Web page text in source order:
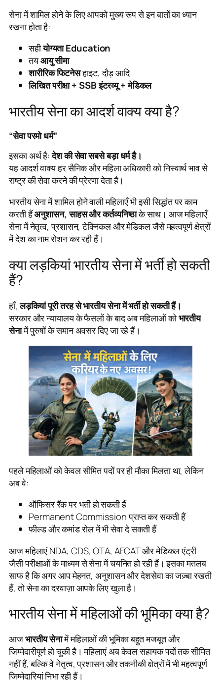
सेना में शामिल होने के लिए आपको मुख्य रूप से इन बातों का ध्यान
रखना होता है:
सहीयोग्यता Education
तयआयु सीमा
शारीरिक फिटनेसहाइट, दौड़ आदि
लिखित परीक्षा + SSB इंटरव्यू + मेडिकल
भारतीय सेना का आदर्श वाक्य क्या है?
“सेवा परमो धर्म”
इसका अर्थ है:देश की सेवा सबसे बड़ा धर्म है।
यह आदर्श वाक्य हर सैनिक और महिला अधिकारी को निस्वार्थ भाव से
राष्ट्र की सेवा करने की प्रेरणा देता है।
भारतीय सेना में शामिल होने वाली महिलाएँ भी इसी सिद्धांत पर काम
करती हैंअनुशासन, साहस और कर्तव्यनिष्ठाके साथ। आज महिलाएँ
सेना में नेतृत्व, प्रशासन, टेक्निकल और मेडिकल जैसे महत्वपूर्ण क्षेत्रों
में देश का नाम रोशन कर रही हैं।
क्या लड़कियां भारतीय सेना में भर्ती हो सकती
हैं?
हाँ,लड़कियां पूरी तरह से भारतीय सेना में भर्ती हो सकती हैं।
सरकार और न्यायालय के फैसलों के बाद अब महिलाओं कोभारतीय
सेनामें पुरुषों के समान अवसर दिए जा रहे हैं।
पहले महिलाओं को केवल सीमित पदों पर ही मौका मिलता था, लेकिन
अब वे:
ऑफिसर रैंक पर भर्ती हो सकती हैं
Permanent Commission प्राप्त कर सकती हैं
फील्ड और कमांड रोल में भी सेवा दे सकती हैं
आज महिलाएं NDA, CDS, OTA, AFCAT और मेडिकल एंट्री
जैसी परीक्षाओं के माध्यम से सेना में चयनित हो रही हैं। इसका मतलब
साफ है कि अगर आप मेहनत, अनुशासन और देशसेवा का जज़्बा रखती
हैं, तो सेना का दरवाज़ा आपके लिए खुला है।
भारतीय सेना में महिलाओं की भूमिका क्या है?
आजभारतीय सेनामें महिलाओं की भूमिका बहुत मजबूत और
जिम्मेदारीपूर्ण हो चुकी है। महिलाएं अब केवल सहायक पदों तक सीमित
नहीं हैं, बल्कि वे नेतृत्व, प्रशासन और तकनीकी क्षेत्रों में भी महत्वपूर्ण
जिम्मेदारियां निभा रही हैं।